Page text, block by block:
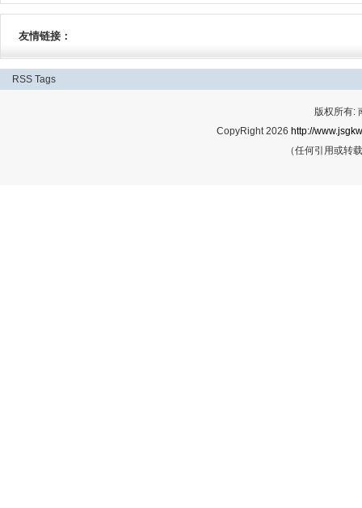
友情链接：
RSS Tags
版权所有:
CopyRight 2026 http://
（任何引用或转